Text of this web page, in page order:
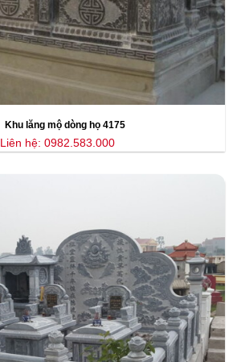
Khu lăng mộ dòng họ 4175
Liên hệ: 0982.583.000